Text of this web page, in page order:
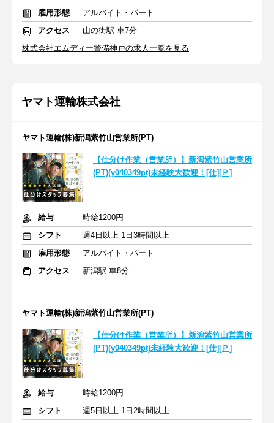
雇用形態
アルバイト・パート
アクセス
山の街駅 車7分
株式会社エムディー警備神戸の求人一覧を見る
ヤマト運輸株式会社
ヤマト運輸(株)新潟紫竹山営業所(PT)
【仕分け作業（営業所）】新潟紫竹山営業所
(PT)(y040349pt)未経験大歓迎！[仕][Ｐ]
給与
時給1200円
シフト
週4日以上 1日3時間以上
雇用形態
アルバイト・パート
アクセス
新潟駅 車8分
ヤマト運輸(株)新潟紫竹山営業所(PT)
【仕分け作業（営業所）】新潟紫竹山営業所
(PT)(y040349pt)未経験大歓迎！[仕][Ｐ]
給与
時給1200円
シフト
週5日以上 1日2時間以上